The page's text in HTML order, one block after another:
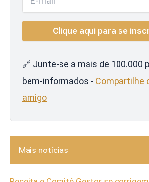
🔗 Junte-se a mais de 100.000
bem-informados - Compartilhe
amigo
Mais notícias